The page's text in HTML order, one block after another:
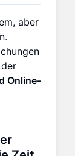
aber
Online-